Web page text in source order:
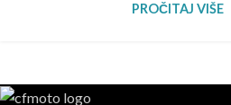
PROČITAJ VIŠE